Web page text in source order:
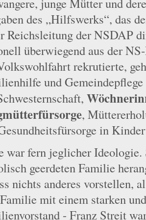
junge Mütter und
des „Hilfswerks“, das
Reichsleitung der NSDAP
überwiegend aus der
rekrutierte,
und
,
in
war fern jeglicher Ideologie.
geerdeten Familie
nichts anderes vorstellen,
mit einem starken
- Franz Streit